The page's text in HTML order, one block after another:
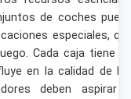
de coches
especiales,
Cada caja tiene
en la calidad de
deben aspirar